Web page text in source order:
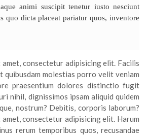
animi suscipit tenetur iusto nesciunt
quo dicta placeat pariatur quos, inventore
consectetur adipisicing elit. Facilis
molestias porro velit veniam
praesentium dolores distinctio fugit
nihil, dignissimos ipsam aliquid quidem
nostrum? Debitis, corporis laborum?
consectetur adipisicing elit. Harum
rerum temporibus quos, recusandae